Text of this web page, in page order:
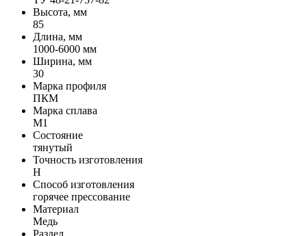
Высота, мм
85
Длина, мм
1000-6000 мм
Ширина, мм
30
Марка профиля
ПКМ
Марка сплава
М1
Состояние
тянутый
Точность изготовления
Н
Способ изготовления
горячее прессование
Материал
Медь
Раздел